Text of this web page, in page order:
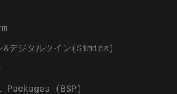
&デジタルツイン(Simics)
(BSP)